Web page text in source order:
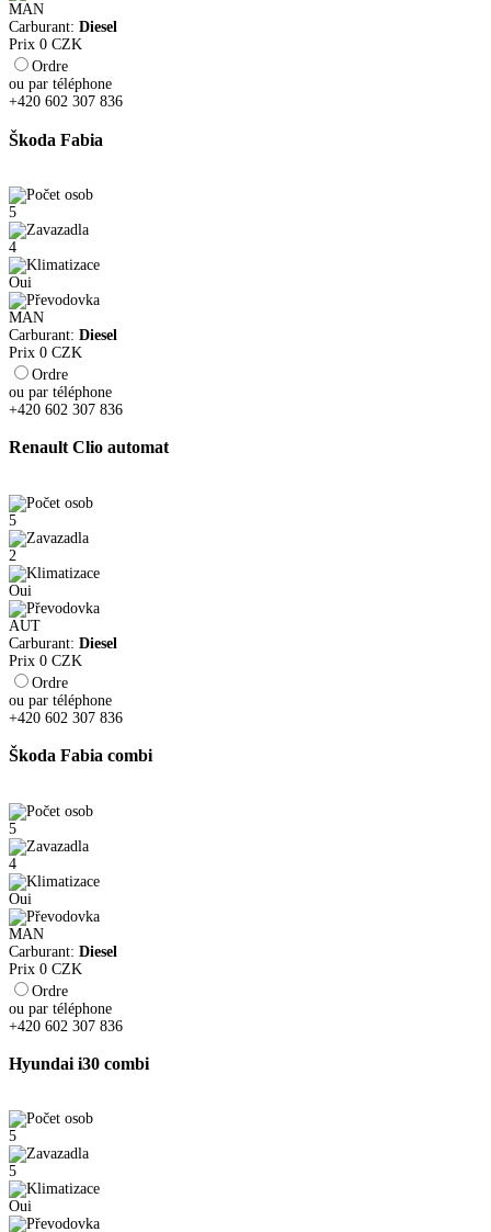
MAN
Carburant: Diesel
Prix 0 CZK
Ordre
ou par téléphone
+420 602 307 836
Škoda Fabia
5
4
Oui
MAN
Carburant: Diesel
Prix 0 CZK
Ordre
ou par téléphone
+420 602 307 836
Renault Clio automat
5
2
Oui
AUT
Carburant: Diesel
Prix 0 CZK
Ordre
ou par téléphone
+420 602 307 836
Škoda Fabia combi
5
4
Oui
MAN
Carburant: Diesel
Prix 0 CZK
Ordre
ou par téléphone
+420 602 307 836
Hyundai i30 combi
5
5
Oui